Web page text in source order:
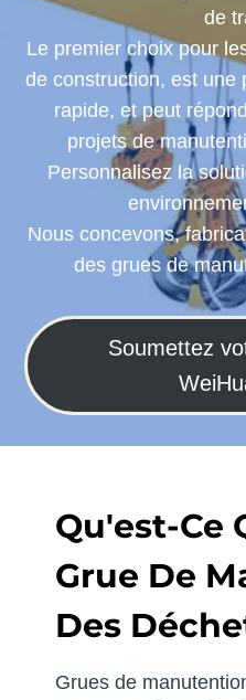
de
Le premier choix pour
de construction, est une
rapide, et peut
projets de
Personnalisez la
Nous concevons,
des grues de
Soumettez
Qu'est-Ce
Grue De
Des
Grues de